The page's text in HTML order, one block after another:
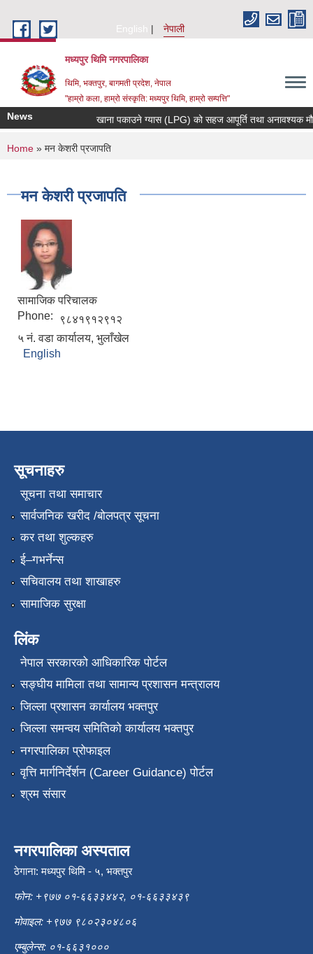
English
नेपाली
मध्यपुर थिमि नगरपालिका
थिमि, भक्तपुर, बागमती प्रदेश, नेपाल
"हाम्रो कला, हाम्रो संस्कृति: मध्यपुर थिमि, हाम्रो सम्पत्ति"
News खाना पकाउने ग्यास (LPG) को सहज आपूर्ति तथा अनावश्यक
You are here
Home » मन केशरी प्रजापति
मन केशरी प्रजापति
सामाजिक परिचालक
Phone:
९८४१९१२९१२
५ नं. वडा कार्यालय, भुलाँखेल
English
सूचनाहरु
सूचना तथा समाचार
सार्वजनिक खरीद /बोलपत्र सूचना
कर तथा शुल्कहरु
ई–गभर्नेन्स
सचिवालय तथा शाखाहरु
सामाजिक सुरक्षा
लिंक
नेपाल सरकारको आधिकारिक पोर्टल
सङ्‍घीय मामिला तथा सामान्य प्रशासन मन्त्रालय
जिल्ला प्रशासन कार्यालय भक्तपुर
जिल्ला समन्वय समितिको कार्यालय भक्तपुर
नगरपालिका प्रोफाइल
वृत्ति मार्गनिर्देर्शन (Career Guidance) पोर्टल
श्रम संसार
नगरपालिका अस्पताल
ठेगाना: मध्यपुर थिमि - ५, भक्तपुर
फोन: +९७७ ०१-६६३३४४२, ०१-६६३३४३९
मोवाइल: +९७७ ९८०२३०४८०६
एम्बुलेन्स: ०१-६६३१०००